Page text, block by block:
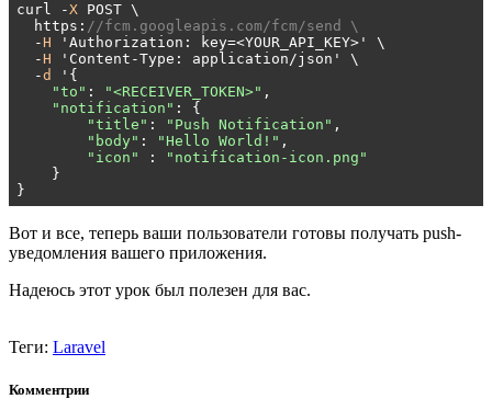
curl -X POST \
  https:
//fcm.googleapis.com/fcm/send \
  -
H 'Authorization: key=<YOUR_API_KEY>' \
  -
H 'Content-Type: application/json' \
  -
d '{
"to" : "<RECEIVER_TOKEN>" ,
"notification" : {
"title" : "Push Notification" ,
"body" : "Hello World!" ,
"icon" :
"notification-icon.png"
    }
}
Вот и все, теперь ваши пользователи готовы получать push-
уведомления вашего приложения.
Надеюсь этот урок был полезен для вас.
Теги: Laravel
Комментрии